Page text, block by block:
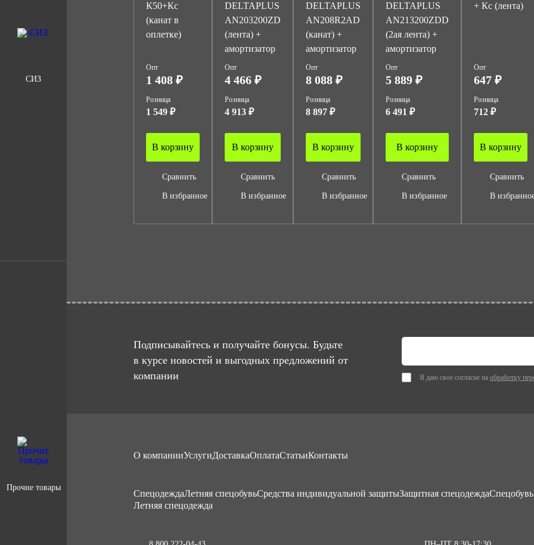
СИЗ
Прочие товары
К50+Кс
(канат в
оплетке)
Опт
1 408 ₽
Розница
1 549 ₽
В корзину
Сравнить
В избранное
DELTAPLUS
AN203200ZD
(лента) +
амортизатор
Опт
4 466 ₽
Розница
4 913 ₽
В корзину
Сравнить
В избранное
DELTAPLUS
AN208R2AD
(канат) +
амортизатор
Опт
8 088 ₽
Розница
8 897 ₽
В корзину
Сравнить
В избранное
DELTAPLUS
AN213200ZDD
(2ая лента) +
амортизатор
Опт
5 889 ₽
Розница
6 491 ₽
В корзину
Сравнить
В избранное
+ Кс (лента)
Опт
647 ₽
Розница
712 ₽
В корзину
Сравнить
В
Подписывайтесь и получайте бонусы. Будьте
в курсе новостей и выгодных предложений от
компании
Я даю свое согласие на обработку
О компанииУслугиДоставкаОплатаСтатьиКонтакты
CпецодеждаЛетняя спецобувьСредства индивидуальной защитыЗащитная спецодеждаСпецобувь
Летняя спецодежда